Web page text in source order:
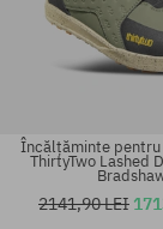
Încălțăminte pentru
ThirtyTwo Lashed
2141,90 LEI